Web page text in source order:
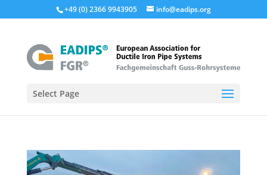
+49 (0) 2366 9943905 info@eadips.org
Select Page